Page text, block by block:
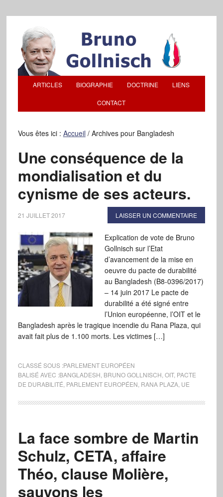
ARTICLES BIOGRAPHIE DOCTRINE LIENS
CONTACT
Vous êtes ici : Accueil /Archives pour Bangladesh
Une conséquence de la
mondialisation et du
cynisme de ses acteurs.
21 JUILLET 2017 LAISSER UN COMMENTAIRE
Explication de vote de Bruno
Gollnisch sur l’Etat
d’avancement de la mise en
oeuvre du pacte de durabilité
au Bangladesh (B8-0396/2017)
– 14 juin 2017 Le pacte de
durabilité a été signé entre
l’Union européenne, l’OIT et le
Bangladesh après le tragique incendie du Rana Plaza, qui
avait fait plus de 1.100 morts. Les victimes […]
CLASSÉ SOUS :PARLEMENT EUROPÉEN
BALISÉ AVEC :BANGLADESH BRUNO GOLLNISCH OIT, PACTE
DE DURABILITÉ PARLEMENT EUROPÉEN RANA PLAZA, UE
La face sombre de Martin
Schulz, CETA, affaire
Théo, clause Molière,
sauvons les